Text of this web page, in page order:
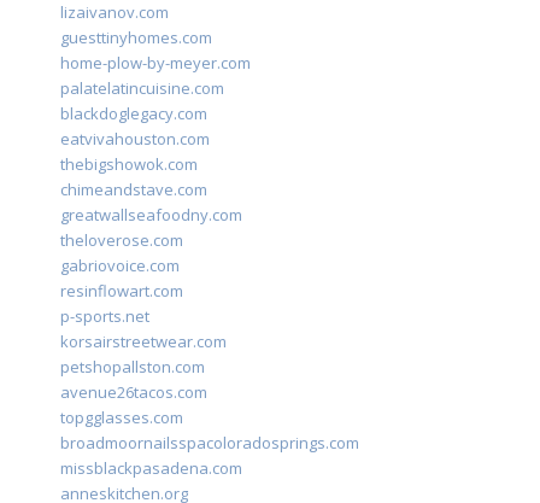
lizaivanov.com
guesttinyhomes.com
home-plow-by-meyer.com
palatelatincuisine.com
blackdoglegacy.com
eatvivahouston.com
thebigshowok.com
chimeandstave.com
greatwallseafoodny.com
theloverose.com
gabriovoice.com
resinflowart.com
p-sports.net
korsairstreetwear.com
petshopallston.com
avenue26tacos.com
topgglasses.com
broadmoornailsspacoloradosprings.com
missblackpasadena.com
anneskitchen.org